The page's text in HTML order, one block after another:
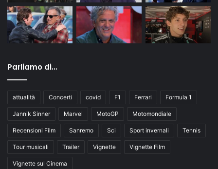
Parliamo di…
attualità Concerti covid F1 Ferrari Formula 1
Jannik Sinner Marvel MotoGP Motomondiale
Recensioni Film Sanremo Sci Sport invernali Tennis
Tour musicali Trailer Vignette Vignette Film
Vignette sul Cinema